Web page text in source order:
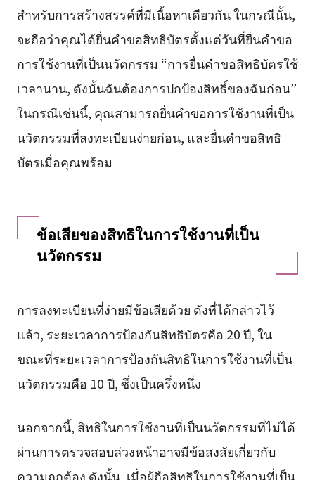
สำหรับการสร้างสรรค์ที่มีเนื้อหาเดียวกัน ในกรณีนั้น,
จะถือว่าคุณได้ยื่นคำขอสิทธิบัตรตั้งแต่วันที่ยื่นคำขอ
การใช้งานที่เป็นนวัตกรรม “การยื่นคำขอสิทธิบัตรใช้
เวลานาน, ดังนั้นฉันต้องการปกป้องสิทธิ์ของฉันก่อน”
ในกรณีเช่นนี้, คุณสามารถยื่นคำขอการใช้งานที่เป็น
นวัตกรรมที่ลงทะเบียนง่ายก่อน, และยื่นคำขอสิทธิ
บัตรเมื่อคุณพร้อม
ข้อเสียของสิทธิในการใช้งานที่เป็น
นวัตกรรม
การลงทะเบียนที่ง่ายมีข้อเสียด้วย ดังที่ได้กล่าวไว้
แล้ว, ระยะเวลาการป้องกันสิทธิบัตรคือ 20 ปี, ใน
ขณะที่ระยะเวลาการป้องกันสิทธิในการใช้งานที่เป็น
นวัตกรรมคือ 10 ปี, ซึ่งเป็นครึ่งหนึ่ง
นอกจากนี้, สิทธิในการใช้งานที่เป็นนวัตกรรมที่ไม่ได้
ผ่านการตรวจสอบล่วงหน้าอาจมีข้อสงสัยเกี่ยวกับ
ความถูกต้อง ดังนั้น, เมื่อผู้ถือสิทธิในการใช้งานที่เป็น